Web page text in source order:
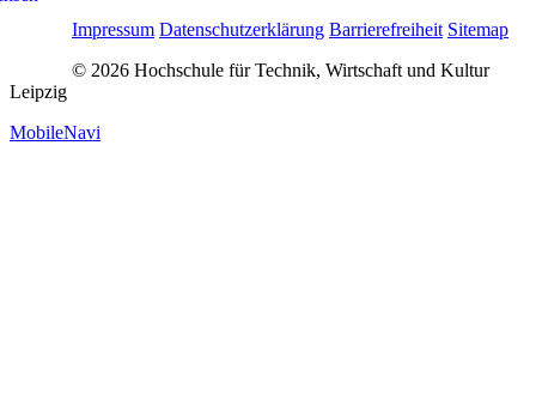
Impressum Datenschutzerklärung Barrierefreiheit Sitemap
© 2026 Hochschule für Technik, Wirtschaft und Kultur
Leipzig
MobileNavi